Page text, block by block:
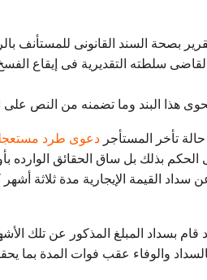
بصحة السند القانونى للمستأنف
سلطته التقديرية فى إيقاع
هذا البند وما تضمنه من النص على
تأخر المستأجر دعوى طرد
بذلك بل ساق الحقائق الوارده
القيمة الإيجارية مدة ثلاثة
بسداد المبلغ المذكور عن تلك